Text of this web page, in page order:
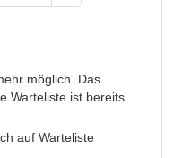
möglich. Das
Warteliste ist bereits
auf Warteliste